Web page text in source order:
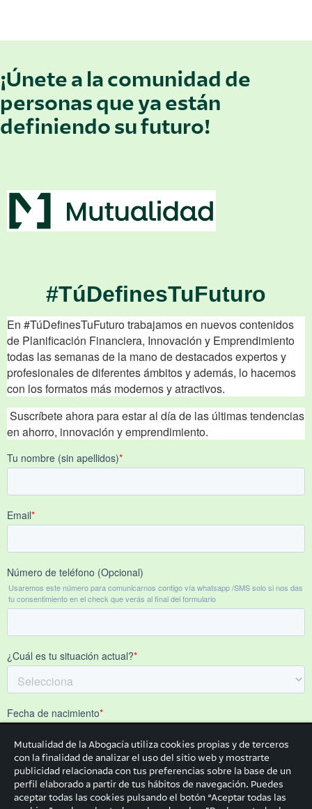
¡Únete a la comunidad de
personas que ya están
definiendo su futuro!
Mutualidad de la Abogacía utiliza cookies propias y de terceros
con la finalidad de analizar el uso del sitio web y mostrarte
publicidad relacionada con tus preferencias sobre la base de un
perfil elaborado a partir de tus hábitos de navegación. Puedes
aceptar todas las cookies pulsando el botón “Aceptar todas las